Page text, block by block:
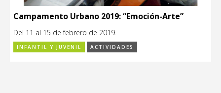
Campamento Urbano 2019: “Emoción-Arte”
Del 11 al 15 de febrero de 2019.
INFANTIL Y JUVENIL ACTIVIDADES